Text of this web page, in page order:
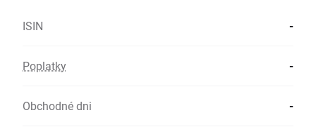
ISIN -
Poplatky -
Obchodné dni -